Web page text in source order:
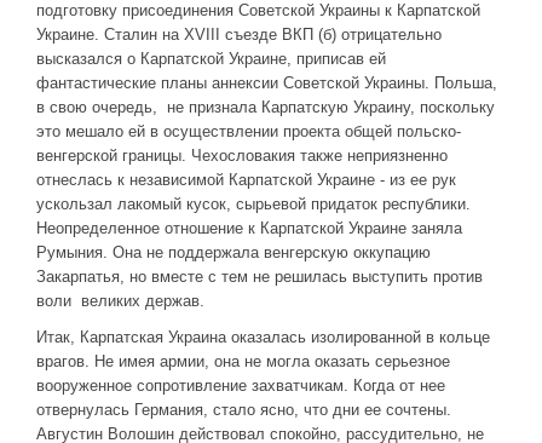
подготовку присоединения Советской Украины к Карпатской
Украине. Сталин на XVIII съезде ВКП (б) отрицательно
высказался о Карпатской Украине, приписав ей
фантастические планы аннексии Советской Украины. Польша,
в свою очередь, не признала Карпатскую Украину, поскольку
это мешало ей в осуществлении проекта общей польско-
венгерской границы. Чехословакия также неприязненно
отнеслась к независимой Карпатской Украине - из ее рук
ускользал лакомый кусок, сырьевой придаток республики.
Неопределенное отношение к Карпатской Украине заняла
Румыния. Она не поддержала венгерскую оккупацию
Закарпатья, но вместе с тем не решилась выступить против
воли великих держав.
Итак, Карпатская Украина оказалась изолированной в кольце
врагов. Не имея армии, она не могла оказать серьезное
вооруженное сопротивление захватчикам. Когда от нее
отвернулась Германия, стало ясно, что дни ее сочтены.
Августин Волошин действовал спокойно, рассудительно, не